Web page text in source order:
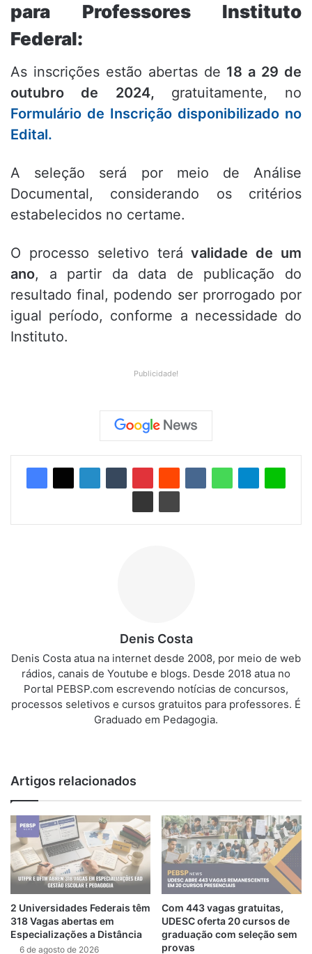
para Professores Instituto
Federal:
As inscrições estão abertas de 18 a 29 de
outubro de 2024, gratuitamente, no
Formulário de Inscrição disponibilizado no
Edital.
A seleção será por meio de Análise
Documental, considerando os critérios
estabelecidos no certame.
O processo seletivo terávalidade de um
ano, a partir da data de publicação do
resultado final, podendo ser prorrogado por
igual período, conforme a necessidade do
Instituto.
Publicidade!
Denis Costa
Denis Costa atua na internet desde 2008, por meio de web
rádios, canais de Youtube e blogs. Desde 2018 atua no
Portal PEBSP.com escrevendo notícias de concursos,
processos seletivos e cursos gratuitos para professores. É
Graduado em Pedagogia.
Artigos relacionados
2 Universidades Federais têm
318 Vagas abertas em
Especializações a Distância
6 de agosto de 2026
Com 443 vagas gratuitas,
UDESC oferta 20 cursos de
graduação com seleção sem
provas